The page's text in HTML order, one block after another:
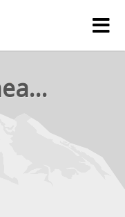
Air-Radiohead.com